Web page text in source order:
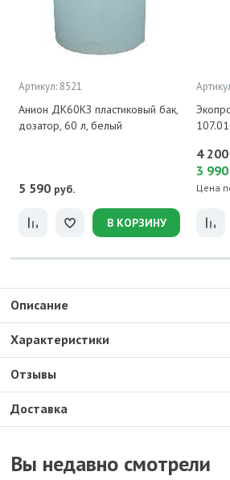
Артикул: 8521
Анион ДК60КЗ пластиковый бак,
дозатор, 60 л, белый
5 590 руб.
В КОРЗИНУ
4 200
3 990
Цена
Доставка
Описание
Характеристики
Отзывы
Вы недавно смотрели